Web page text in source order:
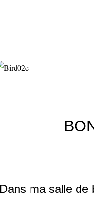
Dans ma salle de